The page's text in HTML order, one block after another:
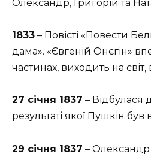
Олександр, Григорій та
1833 – Повісті «Повести
дама». «Євгеній Онєгін»
частинах, виходить на світ,
27 січня 1837 – Відбулася
результаті якої Пушкін
29 січня 1837 –